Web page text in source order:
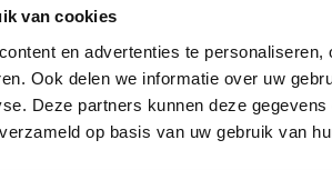
van cookies
en advertenties te
Ook delen we informatie over uw
Deze partners kunnen deze
op basis van uw gebruik van
en experimenteren, dan is het fijn om te
rookhout er zijn en welke jij nodig hebt!